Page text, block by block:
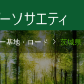
基地・ロード茨城